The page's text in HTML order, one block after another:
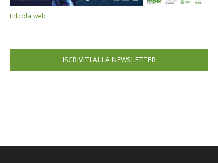
Edicola web
ISCRIVITI ALLA NEWSLETTER